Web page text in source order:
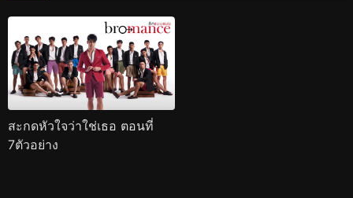
สะกดหัวใจว่าใช่เธอ ตอนที่
7ตัวอย่าง